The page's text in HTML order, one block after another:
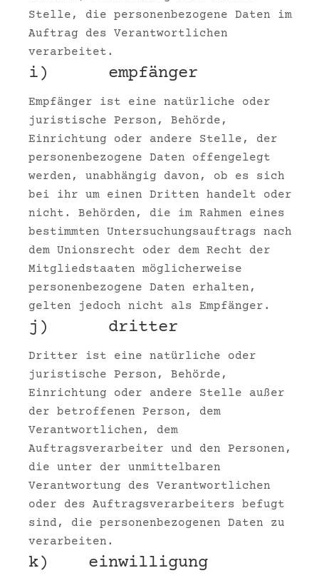
Stelle, die personenbezogene Daten im
Auftrag des Verantwortlichen
verarbeitet.
i) empfänger
Empfänger ist eine natürliche oder
juristische Person, Behörde,
Einrichtung oder andere Stelle, der
personenbezogene Daten offengelegt
werden, unabhängig davon, ob es sich
bei ihr um einen Dritten handelt oder
nicht. Behörden, die im Rahmen eines
bestimmten Untersuchungsauftrags nach
dem Unionsrecht oder dem Recht der
Mitgliedstaaten möglicherweise
personenbezogene Daten erhalten,
gelten jedoch nicht als Empfänger.
j) dritter
Dritter ist eine natürliche oder
juristische Person, Behörde,
Einrichtung oder andere Stelle außer
der betroffenen Person, dem
Verantwortlichen, dem
Auftragsverarbeiter und den Personen,
die unter der unmittelbaren
Verantwortung des Verantwortlichen
oder des Auftragsverarbeiters befugt
sind, die personenbezogenen Daten zu
verarbeiten.
k) einwilligung